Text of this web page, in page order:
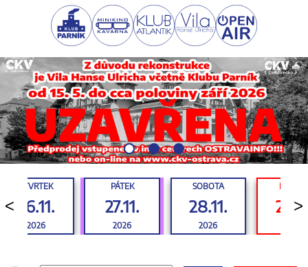
<
ČTVRTEK
26.11.
2026
PÁTEK
27.11.
2026
SOBOTA
28.11.
2026
>